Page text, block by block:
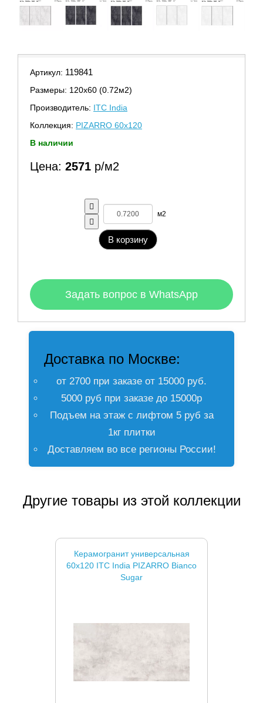
Артикул: 119841
Размеры: 120х60 (0.72м2)
Производитель: ITC India
Коллекция: PIZARRO 60x120
В наличии
Цена: 2571 р/м2
м2
В корзину
Задать вопрос в WhatsApp
Доставка по Москве:
от 2700 при заказе от 15000 руб.
5000 руб при заказе до 15000р
Подъем на этаж с лифтом 5 руб за
1кг плитки
Доставляем во все регионы России!
Другие товары из этой коллекции
Керамогранит универсальная
60x120 ITC India PIZARRO Bianco
Sugar